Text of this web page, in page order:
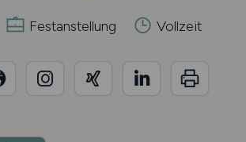
Festanstellung Vollzeit